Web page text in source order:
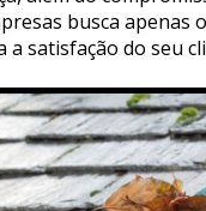
busca apenas
a satisfação do seu